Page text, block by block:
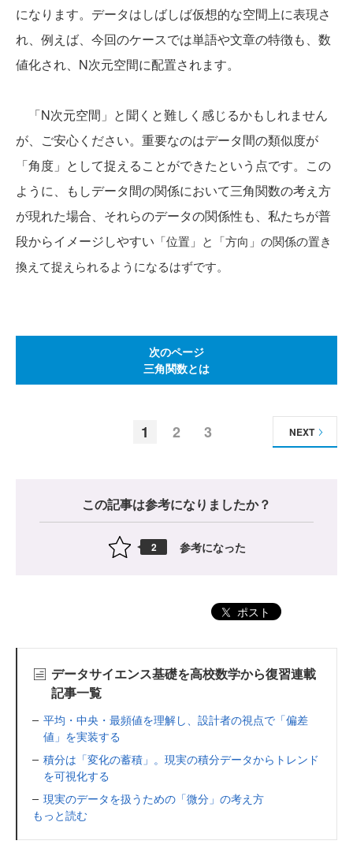
になります。データはしばしば仮想的な空間上に表現さ
れ、例えば、今回のケースでは単語や文章の特徴も、数
値化され、N次元空間に配置されます。
「N次元空間」と聞くと難しく感じるかもしれません
が、ご安心ください。重要なのはデータ間の類似度が
「角度」として捉えることができたという点です。この
ように、もしデータ間の関係において三角関数の考え方
が現れた場合、それらのデータの関係性も、私たちが普
段からイメージしやすい 「位置」と「方向」の関係の置き
換えて捉えられるようになるはずです。
次のページ
三角関数とは
1 2 3 NEXT
この記事は参考になりましたか？
2 参考になった
ポスト
データサイエンス基礎を高校数学から復習連載
記事一覧
平均・中央・最頻値を理解し、設計者の視点で「偏差
値」を実装する
積分は「変化の蓄積」。現実の積分データからトレンド
を可視化する
現実のデータを扱うための「微分」の考え方
もっと読む